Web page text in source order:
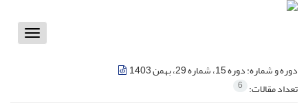
Toggle
دوره و شماره:دوره 15، شماره 29، بهمن 1403
تعداد مقالات: 6